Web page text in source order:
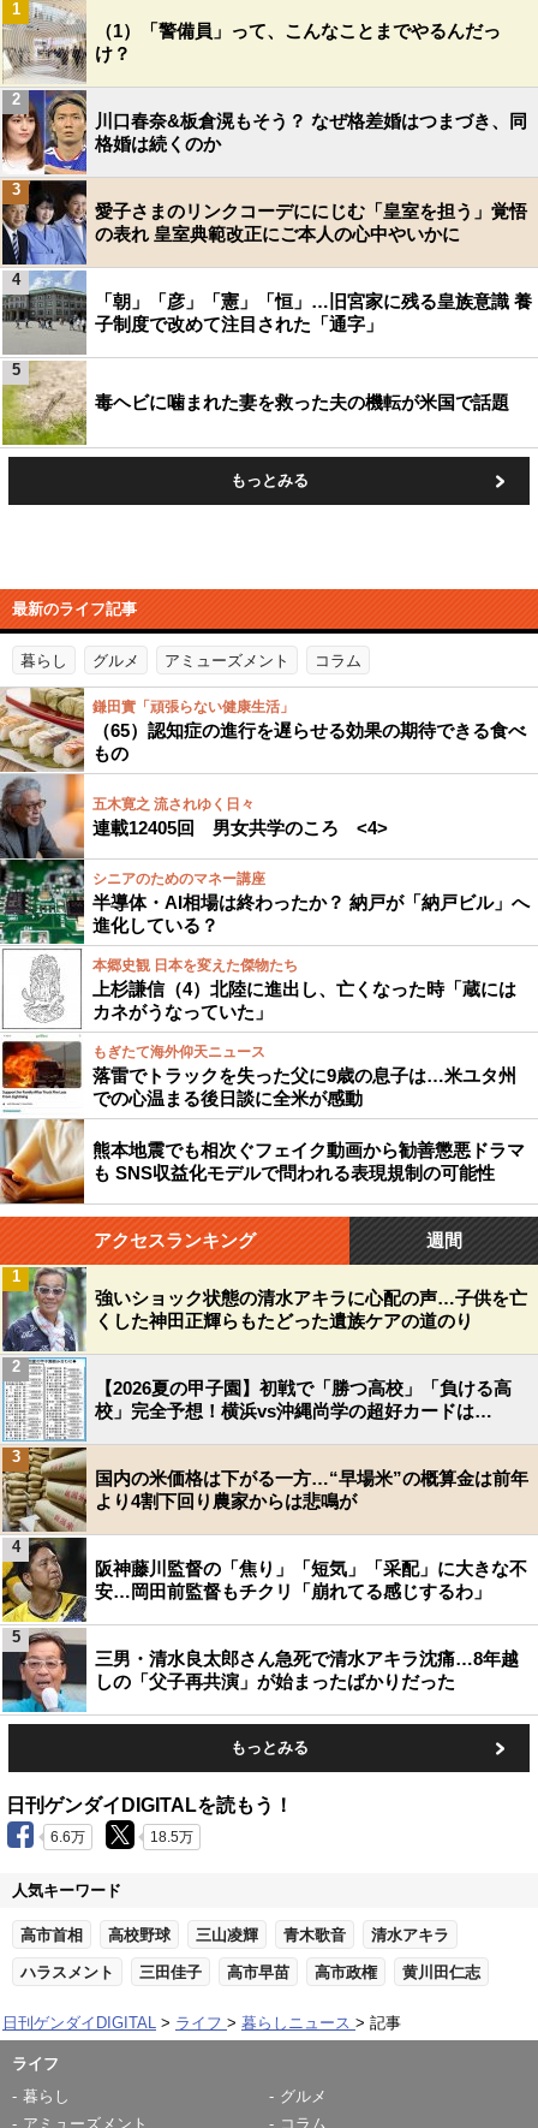
（1）「警備員」って、こんなことまでやるんだっ
け？
1
川口春奈&板倉滉もそう？ なぜ格差婚はつまづき、同
格婚は続くのか
2
愛子さまのリンクコーデににじむ「皇室を担う」覚悟
の表れ 皇室典範改正にご本人の心中やいかに
3
「朝」「彦」「憲」「恒」…旧宮家に残る皇族意識 養
子制度で改めて注目された「通字」
4
毒ヘビに噛まれた妻を救った夫の機転が米国で話題
5
もっとみる
最新のライフ記事
暮らし グルメ アミューズメント コラム
鎌田實「頑張らない健康生活」
（65）認知症の進行を遅らせる効果の期待できる食べ
もの
五木寛之 流されゆく日々
連載12405回 男女共学のころ <4>
シニアのためのマネー講座
半導体・AI相場は終わったか？ 納戸が「納戸ビル」へ
進化している？
本郷史観 日本を変えた傑物たち
上杉謙信（4）北陸に進出し、亡くなった時「蔵には
カネがうなっていた」
もぎたて海外仰天ニュース
落雷でトラックを失った父に9歳の息子は…米ユタ州
での心温まる後日談に全米が感動
熊本地震でも相次ぐフェイク動画から勧善懲悪ドラマ
も SNS収益化モデルで問われる表現規制の可能性
アクセスランキング 週間
強いショック状態の清水アキラに心配の声…子供を亡
くした神田正輝らもたどった遺族ケアの道のり
1
【2026夏の甲子園】初戦で「勝つ高校」「負ける高
校」完全予想！横浜vs沖縄尚学の超好カードは…
2
国内の米価格は下がる一方…“早場米”の概算金は前年
より4割下回り農家からは悲鳴が
3
阪神藤川監督の「焦り」「短気」「采配」に大きな不
安…岡田前監督もチクリ「崩れてる感じするわ」
4
三男・清水良太郎さん急死で清水アキラ沈痛…8年越
しの「父子再共演」が始まったばかりだった
5
もっとみる
日刊ゲンダイDIGITALを読もう！
6.6万 18.5万
人気キーワード
高市首相 高校野球 三山凌輝 青木歌音 清水アキラ
ハラスメント 三田佳子 高市早苗 高市政権 黄川田仁志
日刊ゲンダイDIGITAL ライフ 暮らしニュース 記事
ライフ
暮らし
グルメ
アミューズメント
コラム